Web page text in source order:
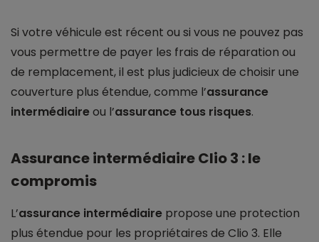
Si votre véhicule est récent ou si vous ne pouvez pas
vous permettre de payer les frais de réparation ou
de remplacement, il est plus judicieux de choisir une
couverture plus étendue, comme l’assurance
intermédiaireou l’assurance tous risques.
Assurance intermédiaire Clio 3 : le
compromis
L’assurance intermédiaire propose une protection
plus étendue pour les propriétaires de Clio 3. Elle